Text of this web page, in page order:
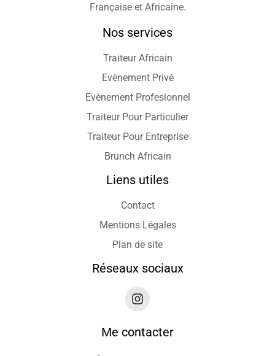
Française et Africaine.
Nos services
Traiteur Africain
Evènement Privé
Evènement Profesionnel
Traiteur Pour Particulier
Traiteur Pour Entreprise
Brunch Africain
Liens utiles
Contact
Mentions Légales
Plan de site
Réseaux sociaux
Me contacter